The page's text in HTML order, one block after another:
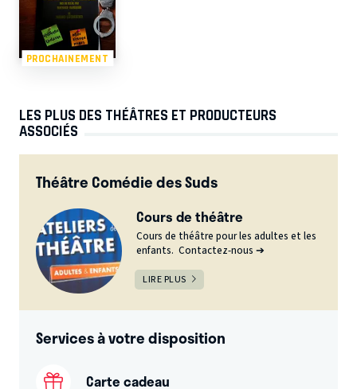
PROCHAINEMENT
LES PLUS DES THÉÂTRES ET PRODUCTEURS
ASSOCIÉS
Théâtre Comédie des Suds
Cours de théâtre
Cours de théâtre pour les adultes et les
enfants. Contactez-nous ➔
LIRE PLUS
Services à votre disposition
Carte cadeau